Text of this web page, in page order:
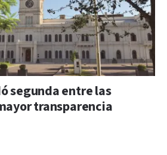
segunda entre las
transparencia